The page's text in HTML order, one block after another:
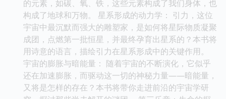
的元素，如碳、氧、铁，这些元素构成了我们身体，也
构成了地球和万物。 星系形成的动力学： 引力，这位
宇宙中最沉默而强大的雕塑家，是如何将星际物质凝聚
成团，点燃第一批恒星，并最终孕育出星系的？本书将
用诗意的语言，描绘引力在星系形成中的关键作用。
宇宙的膨胀与暗能量： 随着宇宙的不断演化，它似乎
还在加速膨胀，而驱动这一切的神秘力量——暗能量，
又将是怎样的存在？本书将带你走进前沿的宇宙学研